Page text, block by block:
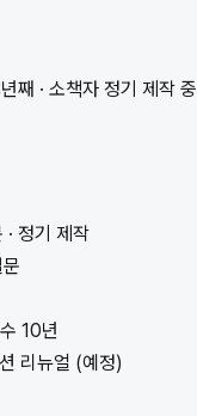
· 소책자 정기 제작 중
· 정기 제작
10년
리뉴얼 (예정)